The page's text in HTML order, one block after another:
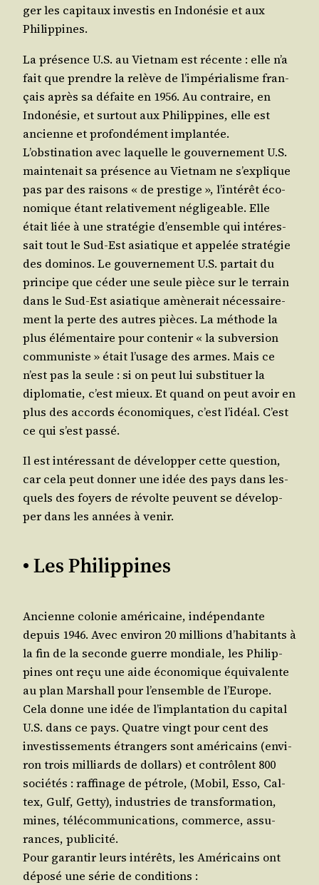
ger les capi­taux inves­tis en Indo­né­sie et aux
Philippines.
La pré­sence U.S. au Viet­nam est récente : elle n’a
fait que prendre la relève de l’impérialisme fran­
çais après sa défaite en 1956. Au contraire, en
Indo­né­sie, et sur­tout aux Phi­lip­pines, elle est
ancienne et pro­fon­dé­ment implan­tée.
L’obstination avec laquelle le gou­ver­ne­ment U.S.
main­te­nait sa pré­sence au Viet­nam ne s’explique
pas par des rai­sons « de pres­tige », l’intérêt éco­
no­mique étant rela­ti­ve­ment négli­geable. Elle
était liée à une stra­té­gie d’ensemble qui inté­res­
sait tout le Sud-Est asia­tique et appe­lée stra­té­gie
des domi­nos. Le gou­ver­ne­ment U.S. par­tait du
prin­cipe que céder une seule pièce sur le ter­rain
dans le Sud-Est asia­tique amè­ne­rait néces­sai­re­
ment la perte des autres pièces. La méthode la
plus élé­men­taire pour conte­nir « la sub­ver­sion
com­mu­niste » était l’usage des armes. Mais ce
n’est pas la seule : si on peut lui sub­sti­tuer la
diplo­ma­tie, c’est mieux. Et quand on peut avoir en
plus des accords éco­no­miques, c’est l’idéal. C’est
ce qui s’est passé.
Il est inté­res­sant de déve­lop­per cette ques­tion,
car cela peut don­ner une idée des pays dans les­
quels des foyers de révolte peuvent se déve­lop­
per dans les années à venir.
• Les Philippines
Ancienne colo­nie amé­ri­caine, indé­pen­dante
depuis 1946. Avec envi­ron 20 mil­lions d’habitants à
la fin de la seconde guerre mon­diale, les Phi­lip­
pines ont reçu une aide éco­no­mique équi­va­lente
au plan Mar­shall pour l’ensemble de l’Europe.
Cela donne une idée de l’implantation du capi­tal
U.S. dans ce pays. Quatre vingt pour cent des
inves­tis­se­ments étran­gers sont amé­ri­cains (envi­
ron trois mil­liards de dol­lars) et contrôlent 800
socié­tés : raf­fi­nage de pétrole, (Mobil, Esso, Cal­
tex, Gulf, Get­ty), indus­tries de trans­for­ma­tion,
mines, télé­com­mu­ni­ca­tions, com­merce, assu­
rances, publicité.
Pour garan­tir leurs inté­rêts, les Amé­ri­cains ont
dépo­sé une série de conditions :